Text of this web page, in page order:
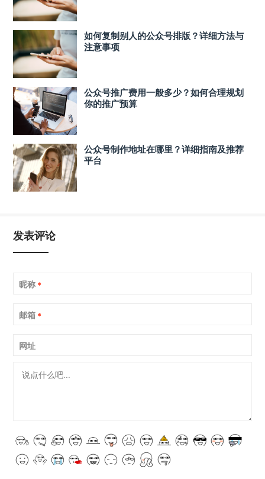
如何复制别人的公众号排版？详细方法与
注意事项
公众号推广费用一般多少？如何合理规划
你的推广预算
公众号制作地址在哪里？详细指南及推荐
平台
发表评论
昵称 *
邮箱 *
网址